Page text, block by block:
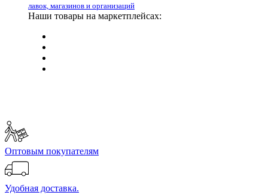
лавок, магазинов и организаций
Наши товары на маркетплейсах:
Оптовым покупателям
Удобная доставка.